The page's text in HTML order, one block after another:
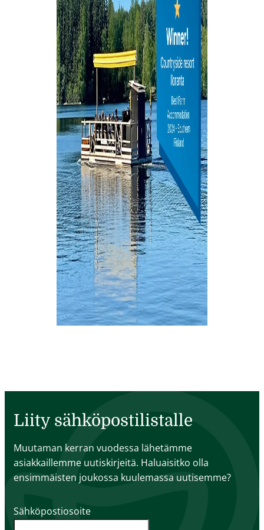
Liity sähköpostilistalle
Muutaman kerran vuodessa lähetämme
asiakkaillemme uutiskirjeitä. Haluaisitko olla
ensimmäisten joukossa kuulemassa uutisemme?
Sähköpostiosoite